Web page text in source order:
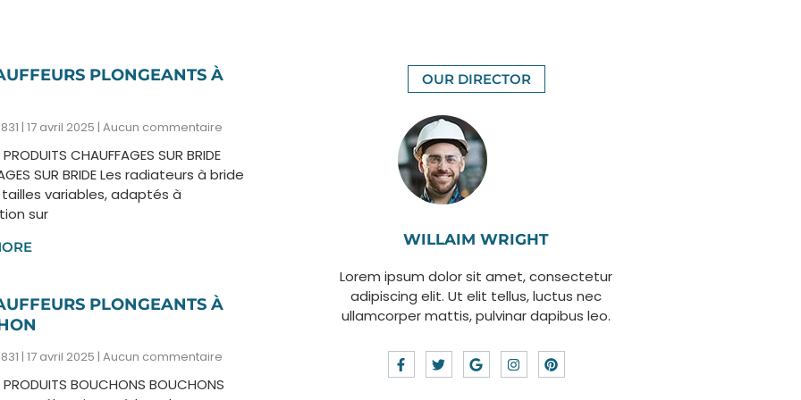
PLONGEANTS À
17 avril 2025 Aucun commentaire
CHAUFFAGES SUR BRIDE
SUR BRIDE Les radiateurs à bride
variables, adaptés à
sur
PLONGEANTS À
17 avril 2025 Aucun commentaire
PRODUITS BOUCHONS BOUCHONS
OUR DIRECTOR
WILLAIM WRIGHT
Lorem ipsum dolor sit amet, consectetur
adipiscing elit. Ut elit tellus, luctus nec
ullamcorper mattis, pulvinar dapibus leo.